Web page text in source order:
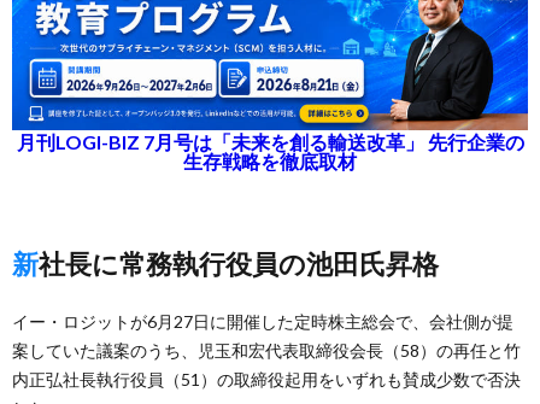
月刊LOGI-BIZ 7月号は「未来を創る輸送改革」 先行企業の
生存戦略を徹底取材
新社長に常務執行役員の池田氏昇格
イー・ロジットが6月27日に開催した定時株主総会で、会社側が提
案していた議案のうち、児玉和宏代表取締役会長（58）の再任と竹
内正弘社長執行役員（51）の取締役起用をいずれも賛成少数で否決